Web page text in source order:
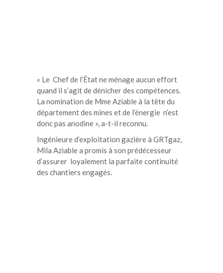
« Le Chef de l’État ne ménage aucun effort
quand il s’agit de dénicher des compétences.
La nomination de Mme Aziable à la tête du
département des mines et de l’énergie n’est
donc pas anodine », a-t-il reconnu.
Ingénieure d’exploitation gazière à GRTgaz,
Mila Aziable a promis à son prédécesseur
d’assurer loyalement la parfaite continuité
des chantiers engagés.